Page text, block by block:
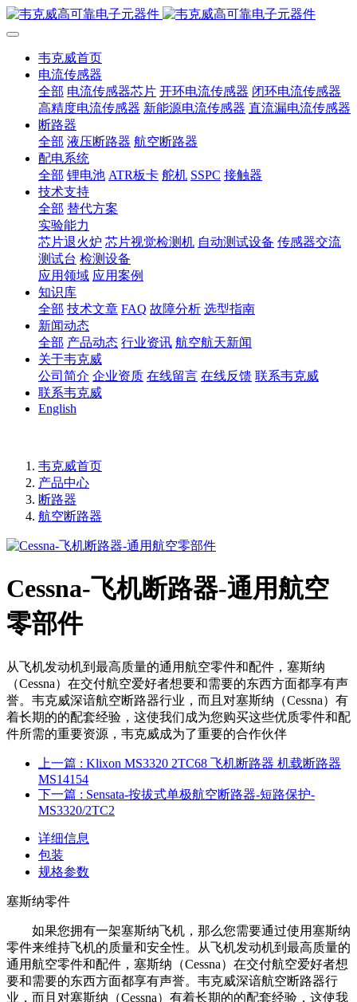
韦克威首页
电流传感器
全部 电流传感器芯片 开环电流传感器 闭环电流传感器
高精度电流传感器 新能源电流传感器 直流漏电流传感器
断路器
全部 液压断路器 航空断路器
配电系统
全部 锂电池 ATR板卡 舵机 SSPC 接触器
技术支持
全部 替代方案
实验能力
芯片退火炉 芯片视觉检测机 自动测试设备 传感器交流
测试台 检测设备
应用领域 应用案例
知识库
全部 技术文章 FAQ 故障分析 选型指南
新闻动态
全部 产品动态 行业资讯 航空航天新闻
关于韦克威
公司简介 企业资质 在线留言 在线反馈 联系韦克威
联系韦克威
English
韦克威首页
产品中心
断路器
航空断路器
Cessna-飞机断路器-通用航空
零部件
从飞机发动机到最高质量的通用航空零件和配件，塞斯纳
（Cessna）在交付航空爱好者想要和需要的东西方面都享有声
誉。韦克威深谙航空断路器行业，而且对塞斯纳（Cessna）有
着长期的的配套经验，这使我们成为您购买这些优质零件和配
件所需的重要资源，韦克威成为了重要的合作伙伴
上一篇 : Klixon MS3320 2TC68 飞机断路器 机载断路器
MS14154
下一篇 : Sensata-按拔式单极航空断路器-短路保护-
MS3320/2TC2
详细信息
包装
规格参数
塞斯纳零件
如果您拥有一架塞斯纳飞机，那么您需要通过使用塞斯纳
零件来维持飞机的质量和安全性。从飞机发动机到最高质量的
通用航空零件和配件，塞斯纳（Cessna）在交付航空爱好者想
要和需要的东西方面都享有声誉。韦克威深谙航空断路器行
业，而且对塞斯纳（Cessna）有着长期的的配套经验，这使我